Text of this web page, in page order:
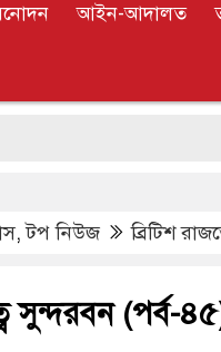
আইন-আদালত
,টপ নিউজ ব্রিটিশ
সুন্দরবন (পর্ব-